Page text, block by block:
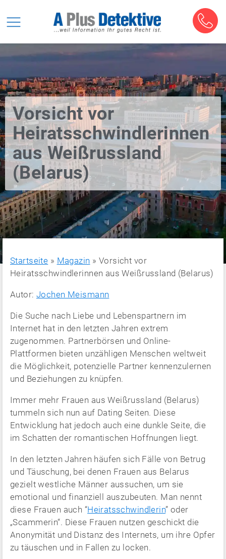
Vorsicht vor
Heiratsschwindlerinnen
aus Weißrussland
(Belarus)
Startseite » Magazin » Vorsicht vor
Heiratsschwindlerinnen aus Weißrussland (Belarus)
Autor: Jochen Meismann
Die Suche nach Liebe und Lebenspartnern im
Internet hat in den letzten Jahren extrem
zugenommen. Partnerbörsen und Online-
Plattformen bieten unzähligen Menschen weltweit
die Möglichkeit, potenzielle Partner kennenzulernen
und Beziehungen zu knüpfen.
Immer mehr Frauen aus Weißrussland (Belarus)
tummeln sich nun auf Dating Seiten. Diese
Entwicklung hat jedoch auch eine dunkle Seite, die
im Schatten der romantischen Hoffnungen liegt.
In den letzten Jahren häufen sich Fälle von Betrug
und Täuschung, bei denen Frauen aus Belarus
gezielt westliche Männer aussuchen, um sie
emotional und finanziell auszubeuten. Man nennt
diese Frauen auch “Heiratsschwindlerin” oder
„Scammerin“. Diese Frauen nutzen geschickt die
Anonymität und Distanz des Internets, um ihre Opfer
zu täuschen und in Fallen zu locken.